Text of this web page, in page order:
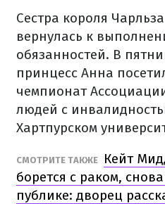
Сестра короля
вернулась к
обязанностей. В
принцесс Анна
чемпионат
людей с
Хартпурском
СМОТРИТЕ ТАКЖЕ
Кейт
борется с раком,
публике: дворец